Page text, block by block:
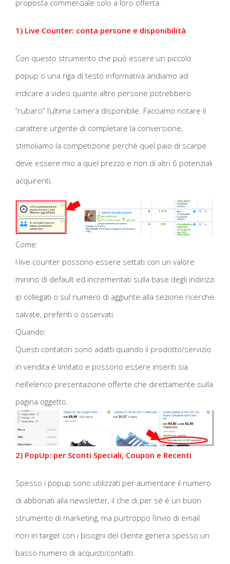
proposta commerciale solo a loro offerta.
1) Live Counter: conta persone e disponibilità
Con questo strumento che può essere un piccolo
popup o una riga di testo informativa andiamo ad
indicare a video quante altre persone potrebbero
“rubarci” l’ultima camera disponibile. Facciamo notare il
carattere urgente di completare la conversione,
stimoliamo la competizione perché quel paio di scarpe
deve essere mio a quel prezzo e non di altri 6 potenziali
acquirenti.
Come:
I live counter possono essere settati con un valore
minino di default ed incrementati sulla base degli indirizzi
ip collegati o sul numero di aggiunte alla sezione ricerche
salvate, preferiti o osservati.
Quando:
Questi contatori sono adatti quando il prodotto/servizio
in vendita è limitato e possono essere inseriti sia
nell’elenco presentazione offerte che direttamente sulla
pagina oggetto.
2) PopUp: per Sconti Speciali, Coupon e Recenti
Spesso i popup sono utilizzati per aumentare il numero
di abbonati alla newsletter, il che di per sé è un buon
strumento di marketing, ma purtroppo l’invio di email
non in target con i bisogni del cliente genera spesso un
basso numero di acquisti/contatti.